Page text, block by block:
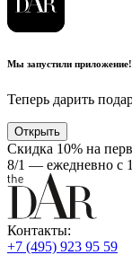
Мы запустили приложение!
Теперь дарить
Открыть
Скидка 10% на
8/1 — ежедневно с
Контакты:
+7 (495) 923 95 59